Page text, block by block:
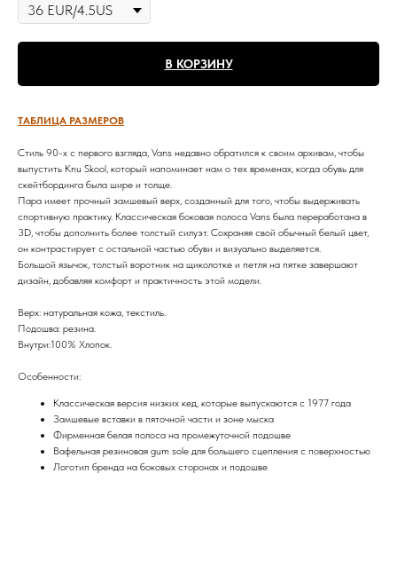
В КОРЗИНУ
ТАБЛИЦА РАЗМЕРОВ
Стиль 90-х с первого взгляда, Vans недавно обратился к своим архивам, чтобы
выпустить Knu Skool, который напоминает нам о тех временах, когда обувь для
скейтбординга была шире и толще.
Пара имеет прочный замшевый верх, созданный для того, чтобы выдерживать
спортивную практику. Классическая боковая полоса Vans была переработана в
3D, чтобы дополнить более толстый силуэт. Сохраняя свой обычный белый цвет,
он контрастирует с остальной частью обуви и визуально выделяется.
Большой язычок, толстый воротник на щиколотке и петля на пятке завершают
дизайн, добавляя комфорт и практичность этой модели.
Верх: натуральная кожа, текстиль.
Подошва: резина.
Внутри:100% Хлопок.
Особенности:
Классическая версия низких кед, которые выпускаются с 1977 года
Замшевые вставки в пяточной части и зоне мыска
Фирменная белая полоса на промежуточной подошве
Вафельная резиновая gum sole для большего сцепления с поверхностью
Логотип бренда на боковых сторонах и подошве